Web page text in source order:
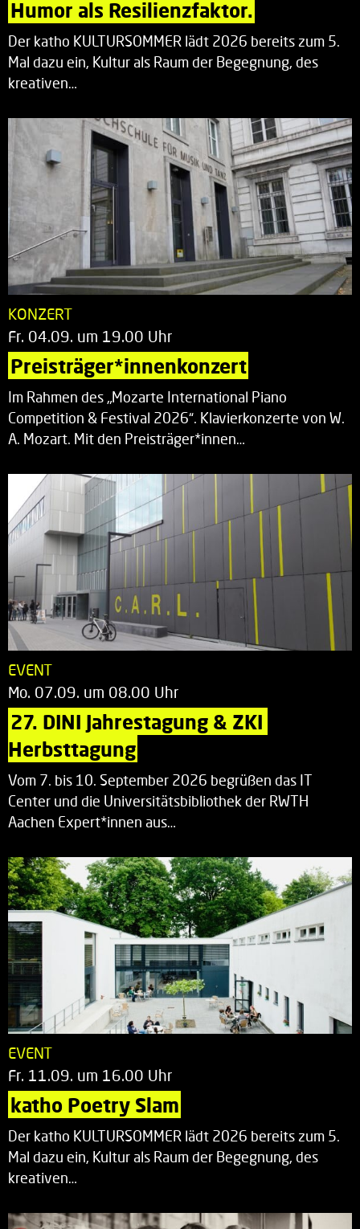
Humor als Resilienzfaktor.
Der katho KULTURSOMMER lädt 2026 bereits zum 5.
Mal dazu ein, Kultur als Raum der Begegnung, des
kreativen…
KONZERT
Fr. 04.09. um 19.00 Uhr
Preisträger*innenkonzert
Im Rahmen des „Mozarte International Piano
Competition & Festival 2026“. Klavierkonzerte von W.
A. Mozart. Mit den Preisträger*innen…
EVENT
Mo. 07.09. um 08.00 Uhr
27. DINI Jahrestagung & ZKI
Herbsttagung
Vom 7. bis 10. September 2026 begrüßen das IT
Center und die Universitätsbibliothek der RWTH
Aachen Expert*innen aus…
EVENT
Fr. 11.09. um 16.00 Uhr
katho Poetry Slam
Der katho KULTURSOMMER lädt 2026 bereits zum 5.
Mal dazu ein, Kultur als Raum der Begegnung, des
kreativen…